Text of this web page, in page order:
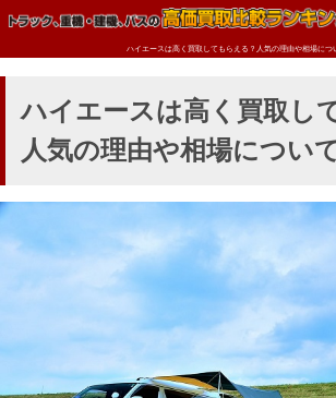
ハイエースは高く買取してもらえる？人気の理由や相場につ
ハイエースは高く買取し
人気の理由や相場につい